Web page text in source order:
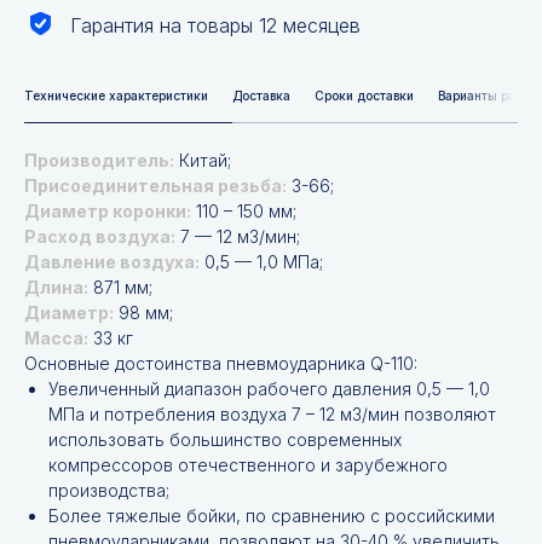
Гарантия на товары 12 месяцев
Технические характеристики Доставка Сроки доставки Варианты
Производитель: Китай;
Присоединительная резьба: З-66;
Диаметр коронки: 110 – 150 мм;
Расход воздуха: 7 — 12 м3/мин;
Давление воздуха: 0,5 — 1,0 МПа;
Длина: 871 мм;
Диаметр: 98 мм;
Масса: 33 кг
Основные достоинства пневмоударника Q-110:
Увеличенный диапазон рабочего давления 0,5 — 1,0
МПа и потребления воздуха 7 – 12 м3/мин позволяют
использовать большинство современных
компрессоров отечественного и зарубежного
производства;
Более тяжелые бойки, по сравнению с российскими